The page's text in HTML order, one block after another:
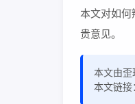
本文对如何
贵意见。
本文由歪
本文链接